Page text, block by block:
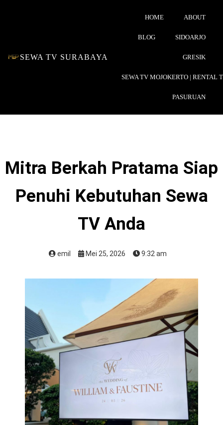
SEWA TV SURABAYA
HOME ABOUT
BLOG SIDOARJO
GRESIK
SEWA TV MOJOKERTO | RENTAL
PASURUAN
Mitra Berkah Pratama Siap
Penuhi Kebutuhan Sewa
TV Anda
emil Mei 25, 2026 9:32 am